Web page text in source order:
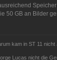
50 GB an Bilder
kam in ST 11
Lucas nicht die